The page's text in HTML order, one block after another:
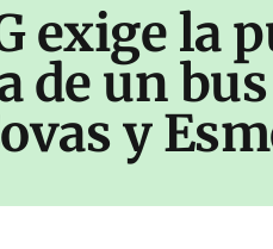
exige la
de un
y